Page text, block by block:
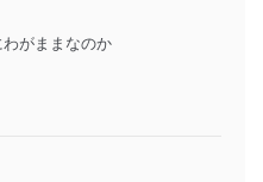
がままなのか